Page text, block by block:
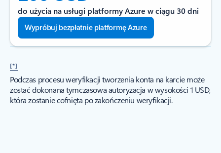
do użycia na usługi platformy Azure w ciągu 30 dni
Wypróbuj bezpłatnie platformę Azure
[*]
Podczas procesu weryfikacji tworzenia konta na karcie może
zostać dokonana tymczasowa autoryzacja w wysokości 1 USD,
która zostanie cofnięta po zakończeniu weryfikacji.